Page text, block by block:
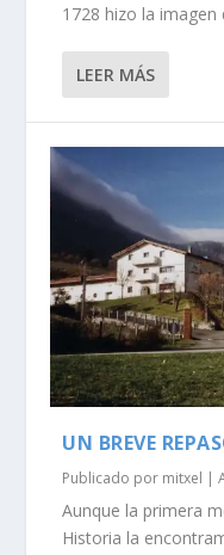
1728 hizo la imagen
LEER MÁS
UN BREVE
Publicado por mitxel |
Aunque la primera
Historia la